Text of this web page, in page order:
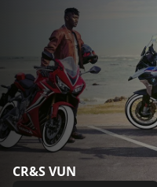
CR&S VUN